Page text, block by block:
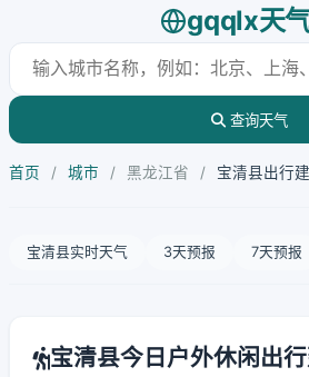
gqqlx天
查询天气
首页 / 城市 / 黑龙江省 / 宝清县出行
宝清县实时天气 3天预报 7天预报
宝清县今日户外休闲出